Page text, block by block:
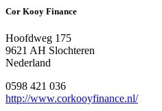
Cor Kooy Finance
Hoofdweg 175
9621 AH Slochteren
Nederland
0598 421 036
http://www.corkooyfinance.nl/